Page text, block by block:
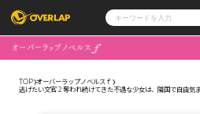
コミックガルド
コミッククリエ
LiQulle
TOP オーバーラップノベルスｆ
逃げたい文官 2 奪われ続けてきた不遇な少女は、隣国で自由気